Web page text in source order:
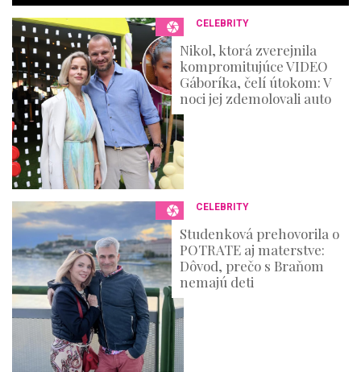
d
s
CELEBRITY
Nikol, ktorá zverejnila
kompromitujúce VIDEO
Gáboríka, čelí útokom: V
noci jej zdemolovali auto
CELEBRITY
Studenková prehovorila o
POTRATE aj materstve:
Dôvod, prečo s Braňom
nemajú deti